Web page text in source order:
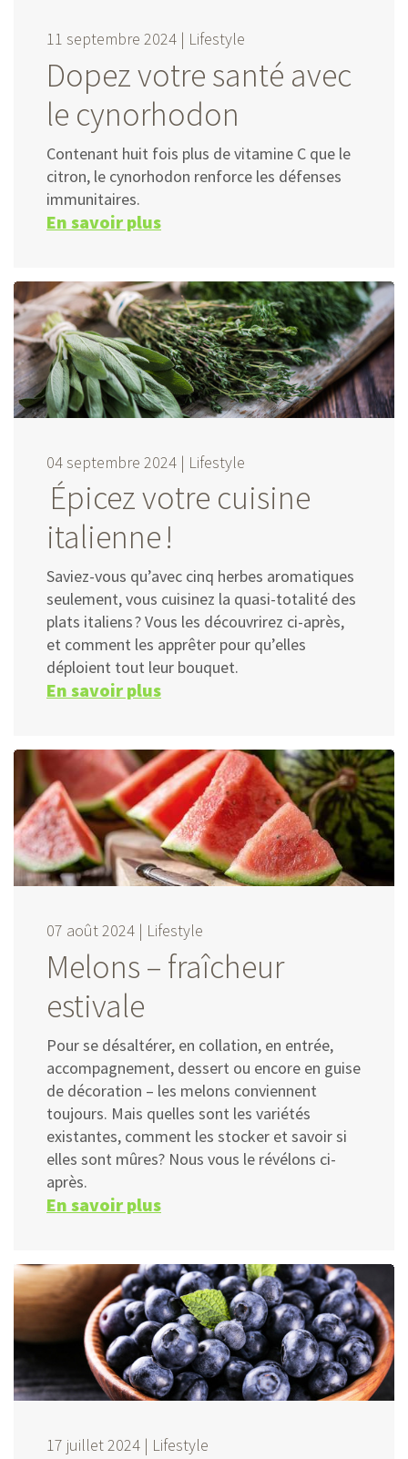
11 septembre 2024 | Lifestyle
Dopez votre santé avec
le cynorhodon
Contenant huit fois plus devitamine C que le
citron, le cynorhodon renforce les défenses
immunitaires.
En savoir plus
04 septembre 2024 | Lifestyle
Épicez votre cuisine
italienne !
Saviez-vous qu’avec cinq herbes aromatiques
seulement, vous cuisinez la quasi-totalité des
plats italiens ? Vous les découvrirez ci-après,
et comment les apprêter pour qu’elles
déploient tout leur bouquet.
En savoir plus
07 août 2024 | Lifestyle
Melons – fraîcheur
estivale
Pour se désaltérer, en collation, en entrée,
accompagnement, dessert ou encore en guise
de décoration – les melons conviennent
toujours. Mais quelles sont les variétés
existantes, comment les stocker et savoir si
elles sont mûres? Nous vous le révélons ci-
après.
En savoir plus
17 juillet 2024 | Lifestyle